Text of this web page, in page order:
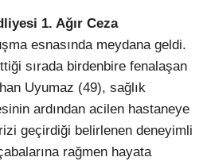
1. Ağır Ceza
esnasında meydana geldi.
sırada birdenbire fenalaşan
Uyumaz (49), sağlık
ardından acilen hastaneye
geçirdiği belirlenen deneyimli
rağmen hayata